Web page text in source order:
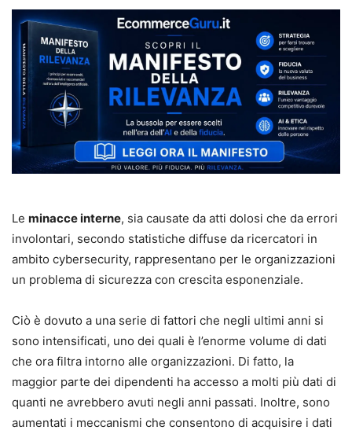
Le minacce interne, sia causate da atti dolosi che da errori
involontari, secondo statistiche diffuse da ricercatori in
ambito cybersecurity, rappresentano per le organizzazioni
un problema di sicurezza con crescita esponenziale.
Ciò è dovuto a una serie di fattori che negli ultimi anni si
sono intensificati, uno dei quali è l’enorme volume di dati
che ora filtra intorno alle organizzazioni. Di fatto, la
maggior parte dei dipendenti ha accesso a molti più dati di
quanti ne avrebbero avuti negli anni passati. Inoltre, sono
aumentati i meccanismi che consentono di acquisire i dati